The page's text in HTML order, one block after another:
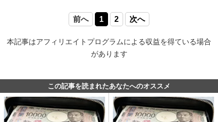
前へ 1 2 次へ
本記事はアフィリエイトプログラムによる収益を得ている場合
があります
この記事を読まれたあなたへのオススメ